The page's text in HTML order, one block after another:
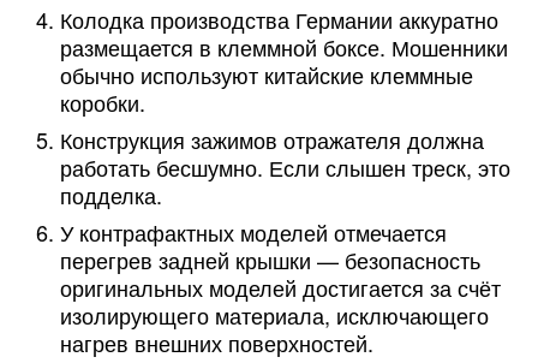
Колодка производства Германии аккуратно
размещается в клеммной боксе. Мошенники
обычно используют китайские клеммные
коробки.
Конструкция зажимов отражателя должна
работать бесшумно. Если слышен треск, это
подделка.
У контрафактных моделей отмечается
перегрев задней крышки — безопасность
оригинальных моделей достигается за счёт
изолирующего материала, исключающего
нагрев внешних поверхностей.